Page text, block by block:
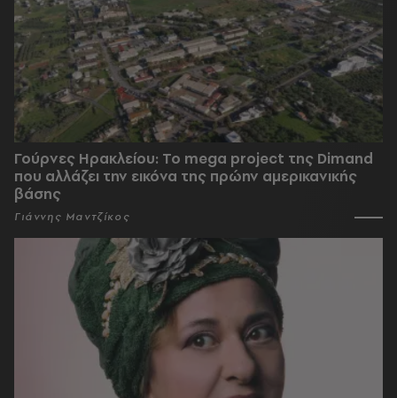
Γούρνες Ηρακλείου: To mega project της Dimand
που αλλάζει την εικόνα της πρώην αμερικανικής
βάσης
Γιάννης Μαντζίκος